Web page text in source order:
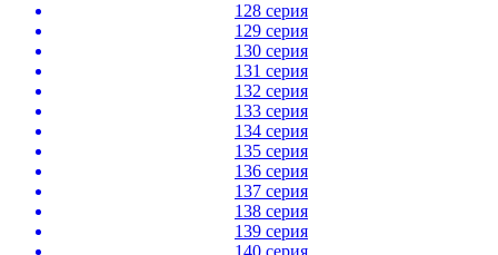
128 серия
129 серия
130 серия
131 серия
132 серия
133 серия
134 серия
135 серия
136 серия
137 серия
138 серия
139 серия
140 серия